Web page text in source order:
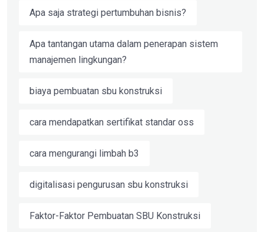
Apa saja strategi pertumbuhan bisnis?
Apa tantangan utama dalam penerapan sistem
manajemen lingkungan?
biaya pembuatan sbu konstruksi
cara mendapatkan sertifikat standar oss
cara mengurangi limbah b3
digitalisasi pengurusan sbu konstruksi
Faktor-Faktor Pembuatan SBU Konstruksi